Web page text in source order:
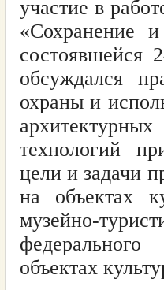
участие в
«Сохранение
состоявшейся
обсуждался
охраны и
технологий
цели и задачи
на объектах
музейно-
объектах